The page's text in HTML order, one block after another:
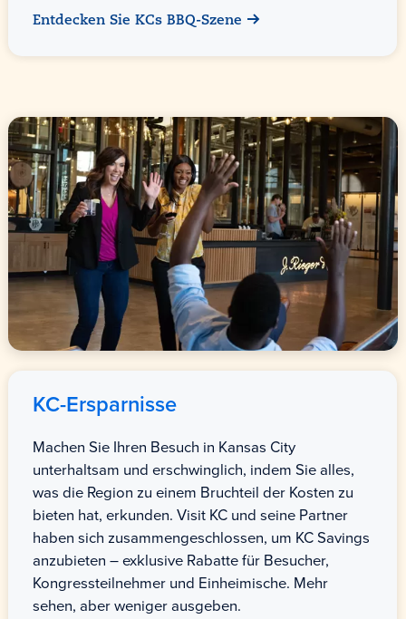
Entdecken Sie KCs BBQ-Szene
KC-Ersparnisse
Machen Sie Ihren Besuch in Kansas City
unterhaltsam und erschwinglich, indem Sie alles,
was die Region zu einem Bruchteil der Kosten zu
bieten hat, erkunden. Visit KC und seine Partner
haben sich zusammengeschlossen, um KC Savings
anzubieten – exklusive Rabatte für Besucher,
Kongressteilnehmer und Einheimische. Mehr
sehen, aber weniger ausgeben.